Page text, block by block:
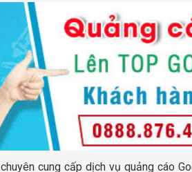
chuyên cung cấp dịch vụ quảng cáo